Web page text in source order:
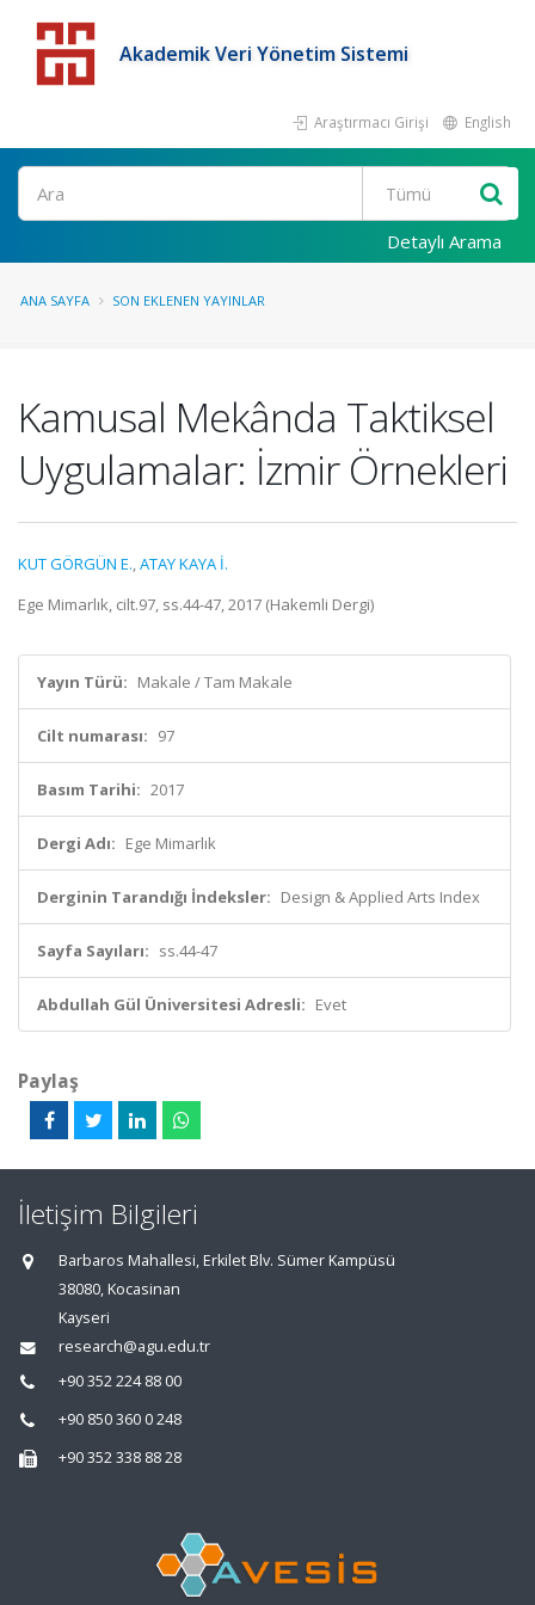
Akademik Veri Yönetim Sistemi
Araştırmacı Girişi English
Detaylı Arama
ANA SAYFA SON EKLENEN YAYINLAR
Kamusal Mekânda Taktiksel
Uygulamalar: İzmir Örnekleri
KUT GÖRGÜN E.,ATAY KAYA İ.
Ege Mimarlık, cilt.97, ss.44-47, 2017 (Hakemli Dergi)
Yayın Türü: Makale / Tam Makale
Cilt numarası: 97
Basım Tarihi: 2017
Dergi Adı: Ege Mimarlık
Derginin Tarandığı İndeksler: Design & Applied Arts Index
Sayfa Sayıları: ss.44-47
Abdullah Gül Üniversitesi Adresli: Evet
Paylaş
İletişim Bilgileri
Barbaros Mahallesi, Erkilet Blv. Sümer Kampüsü
38080, Kocasinan
Kayseri
research@agu.edu.tr
+90 352 224 88 00
+90 850 360 0 248
+90 352 338 88 28